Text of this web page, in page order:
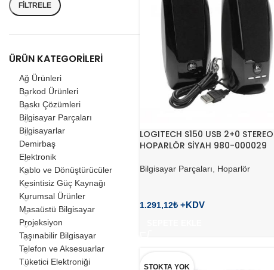
FILTRELE
ÜRÜN KATEGORILERI
Ağ Ürünleri
Barkod Ürünleri
Baskı Çözümleri
Bilgisayar Parçaları
Bilgisayarlar
Demirbaş
Elektronik
Kablo ve Dönüştürücüler
Kesintisiz Güç Kaynağı
Kurumsal Ürünler
Masaüstü Bilgisayar
Projeksiyon
Taşınabilir Bilgisayar
Telefon ve Aksesuarlar
Tüketici Elektroniği
LOGITECH S150 USB 2+0 STEREO
HOPARLÖR SİYAH 980-000029
Bilgisayar Parçaları, Hoparlör
1.291,12₺
STOKTA YOK